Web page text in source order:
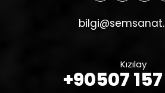
Kızılay
+90507 157